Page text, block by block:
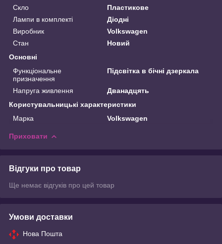
Скло
Пластикове
Лампи в комплекті
Діодні
Виробник
Volkswagen
Стан
Новий
Основні
Функціональне
призначення
Підсвітка в бічні дзеркала
Напруга живлення
Дванадцять
Користувальницькі характеристики
Марка
Volkswagen
Приховати
Відгуки про товар
Ще немає відгуків про цей товар
Умови доставки
Нова Пошта